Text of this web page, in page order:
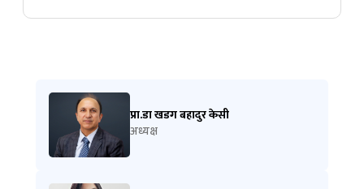
प्रा.डा खडग बहादुर केसी
अध्यक्ष